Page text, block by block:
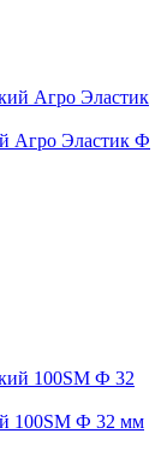
Агро Эластик Ф
100SM Ф 32 мм